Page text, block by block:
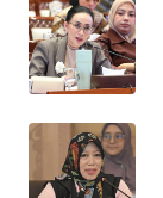
WAHANANEWS
NET
SPORT
WAHANA